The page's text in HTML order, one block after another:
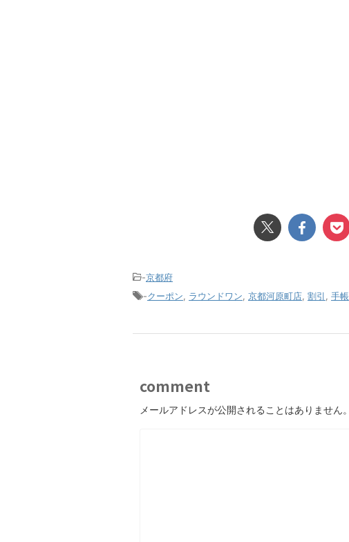
-京都府
-クーポン ラウンドワン 京都河原町店 割引 手帳
comment
メールアドレスが公開されることはありません。